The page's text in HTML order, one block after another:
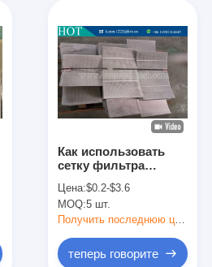
Как использовать
сетку фильтра
правильно?
Цена:$0.2-$3.6
MOQ:5 шт.
Получить последнюю цену
теперь говорите